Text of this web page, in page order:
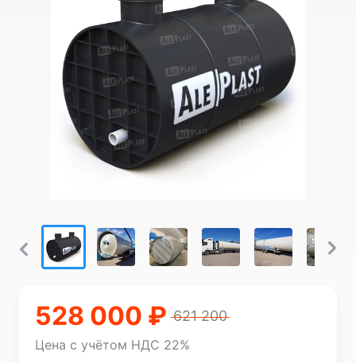
528 000 ₽ 621 200
Цена с учётом НДС 22%